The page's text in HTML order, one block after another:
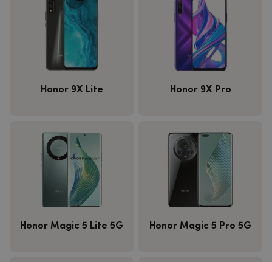
Honor 9X Lite Honor 9X Pro
Honor Magic 5 Lite 5G Honor Magic 5 Pro 5G